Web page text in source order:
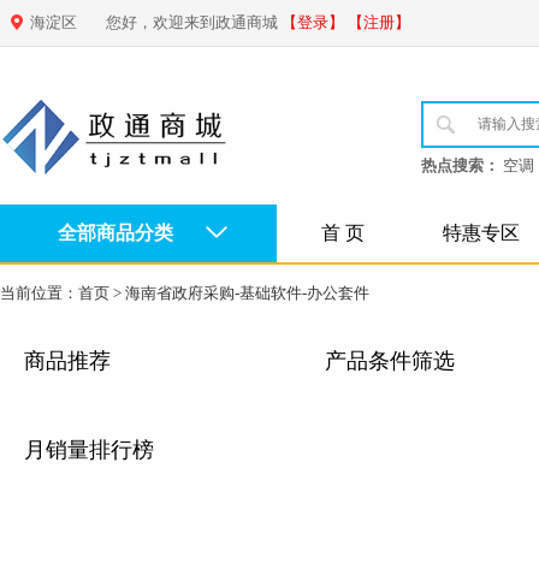
海淀区 您好，欢迎来到政通商城 【登录】 【注册】
热点搜索： 空调
全部商品分类 首 页 特惠专区
当前位置： 首页 > 海南省政府采购-基础软件-办公套件
商品推荐
月销量排行榜
产品条件筛选